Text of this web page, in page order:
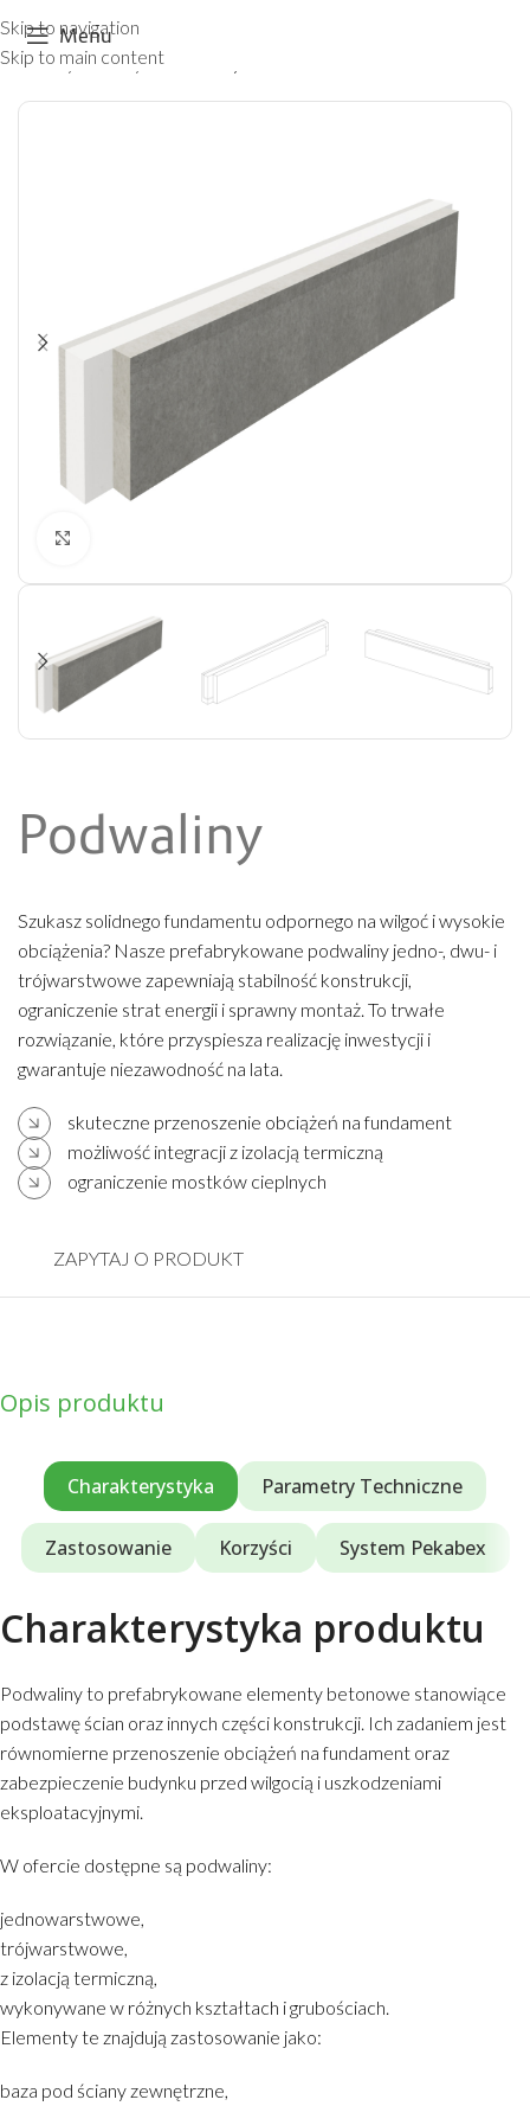
Skip to navigation
Skip to main content
Menu
Produkty»Ściany»Podwaliny
Podwaliny
Szukasz solidnego fundamentu odpornego na wilgoć i wysokie
obciążenia? Nasze prefabrykowane podwaliny jedno-, dwu- i
trójwarstwowe zapewniają stabilność konstrukcji,
ograniczenie strat energii i sprawny montaż. To trwałe
rozwiązanie, które przyspiesza realizację inwestycji i
gwarantuje niezawodność na lata.
skuteczne przenoszenie obciążeń na fundament
możliwość integracji z izolacją termiczną
ograniczenie mostków cieplnych
ZAPYTAJ O PRODUKT
Opis produktu
Charakterystyka Parametry Techniczne
Zastosowanie Korzyści System Pekabex
Charakterystyka produktu
Podwaliny to prefabrykowane elementy betonowe stanowiące
podstawę ścian oraz innych części konstrukcji. Ich zadaniem jest
równomierne przenoszenie obciążeń na fundament oraz
zabezpieczenie budynku przed wilgocią i uszkodzeniami
eksploatacyjnymi.
W ofercie dostępne są podwaliny:
jednowarstwowe,
trójwarstwowe,
z izolacją termiczną,
wykonywane w różnych kształtach i grubościach.
Elementy te znajdują zastosowanie jako:
baza pod ściany zewnętrzne,